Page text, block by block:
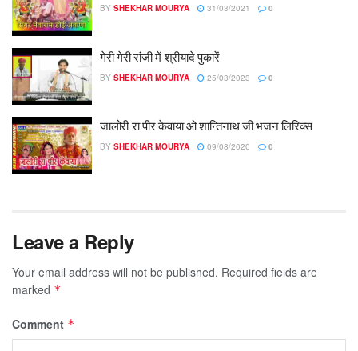
BY SHEKHAR MOURYA 31/03/2021 0
गेरी गेरी रांजी में श्रीयादे पुकारें
BY SHEKHAR MOURYA 25/03/2023 0
जालोरी रा पीर केवाया ओ शान्तिनाथ जी भजन लिरिक्स
BY SHEKHAR MOURYA 09/08/2020 0
Leave a Reply
Your email address will not be published. Required fields are
marked *
Comment *